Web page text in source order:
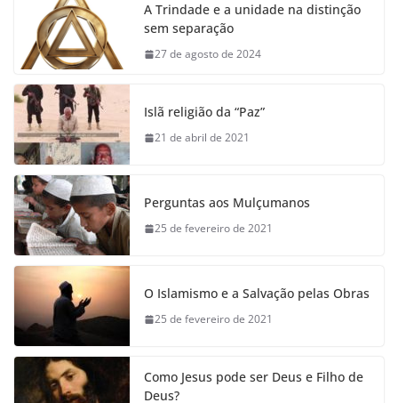
A Trindade e a unidade na distinção
sem separação
27 de agosto de 2024
Islã religião da “Paz”
21 de abril de 2021
Perguntas aos Mulçumanos
25 de fevereiro de 2021
O Islamismo e a Salvação pelas Obras
25 de fevereiro de 2021
Como Jesus pode ser Deus e Filho de
Deus?